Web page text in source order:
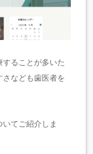
ることが多いた
なども歯医者を
てご紹介しま